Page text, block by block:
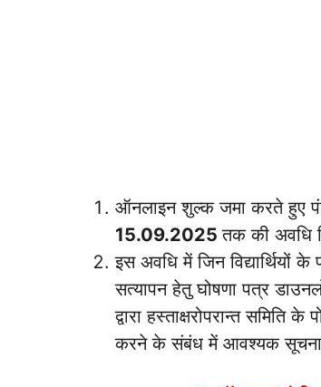
ऑनलाइन शुल्क जमा करते हुए
15.09.2025तक की अवधि
इस अवधि में जिन विद्यार्थियों
सत्यापन हेतु घोषणा पत्र
द्वारा हस्ताक्षरोपरान्त
करने के संबंध में आवश्यक सूचना